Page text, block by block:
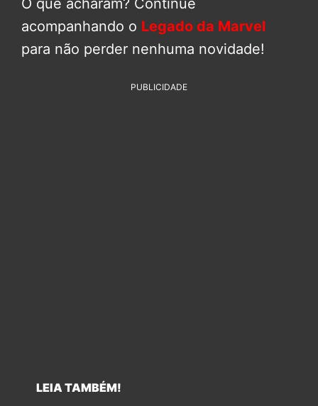
acompanhando o Legado da Marvel
para não perder nenhuma novidade!
PUBLICIDADE
LEIA TAMBÉM!